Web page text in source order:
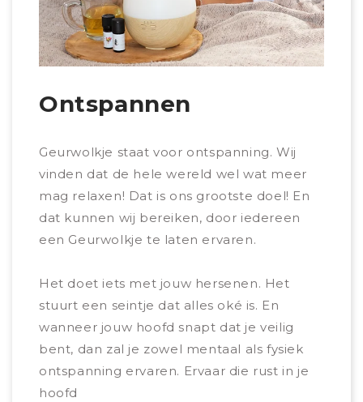
Ontspannen
Geurwolkje staat voor ontspanning. Wij
vinden dat de hele wereld wel wat meer
mag relaxen! Dat is ons grootste doel! En
dat kunnen wij bereiken, door iedereen
een Geurwolkje te laten ervaren.
Het doet iets met jouw hersenen. Het
stuurt een seintje dat alles oké is. En
wanneer jouw hoofd snapt dat je veilig
bent, dan zal je zowel mentaal als fysiek
ontspanning ervaren. Ervaar die rust in je
hoofd